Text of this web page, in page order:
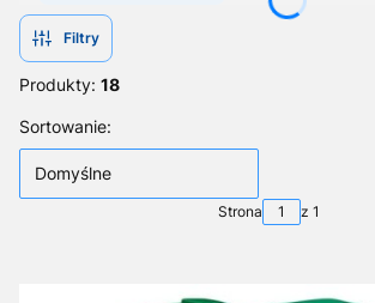
Filtry
Produkty: 18
Lista produktów
Sortowanie:
Domyślne
Strona z 1